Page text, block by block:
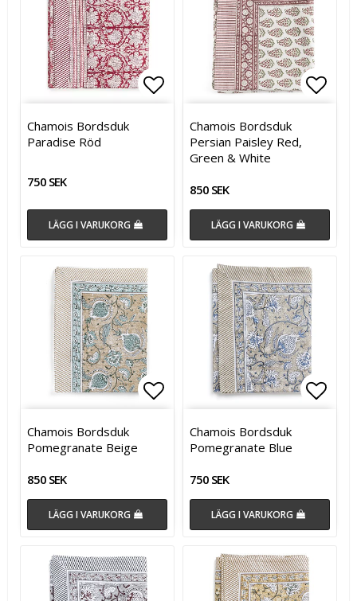
Lägg till i favoritlistan
Chamois Bordsduk
Paradise Röd
750 SEK
LÄGG I VARUKORG
Chamois Bordsduk
Persian Paisley Red,
Green & White
850 SEK
LÄGG I VARUKORG
Lägg till i favoritlistan
Chamois Bordsduk
Pomegranate Beige
850 SEK
LÄGG I VARUKORG
Chamois Bordsduk
Pomegranate Blue
750 SEK
LÄGG I VARUKORG